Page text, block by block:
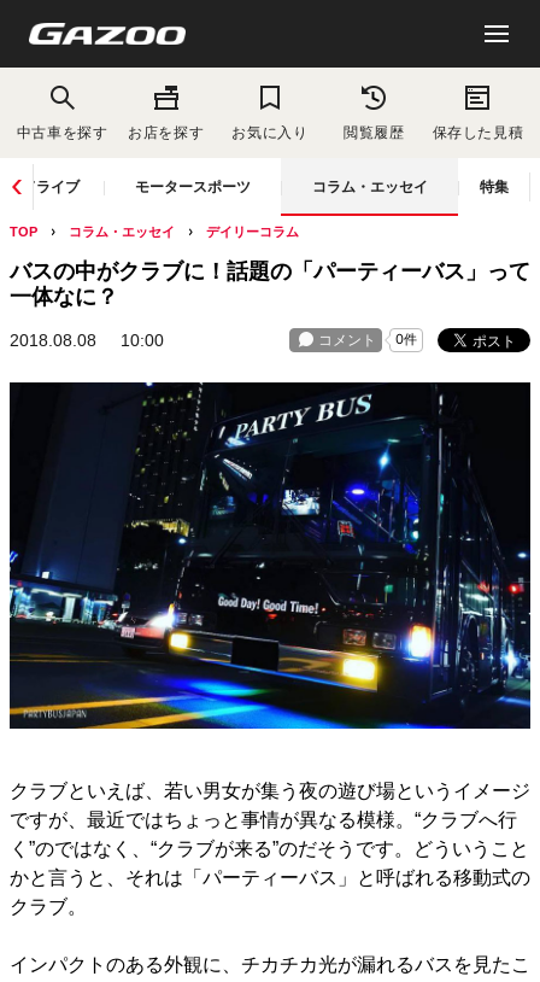
中古車を探す お店を探す お気に入り 閲覧履歴 保存した見積
ドライブ モータースポーツ コラム・エッセイ 特集
TOP コラム・エッセイ デイリーコラム
バスの中がクラブに！話題の「パーティーバス」って
一体なに？
2018.08.08 10:00
クラブといえば、若い男女が集う夜の遊び場というイメージ
ですが、最近ではちょっと事情が異なる模様。“クラブへ行
く”のではなく、“クラブが来る”のだそうです。どういうこと
かと言うと、それは「パーティーバス」と呼ばれる移動式の
クラブ。
インパクトのある外観に、チカチカ光が漏れるバスを見たこ